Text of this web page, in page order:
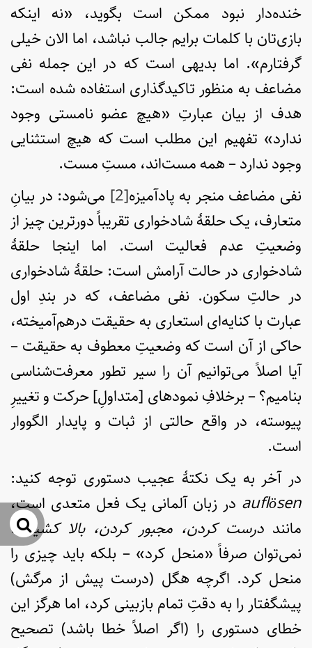
خنده‌دار نبود ممکن است بگوید، «نه اینکه
بازی‌تان با کلمات برایم جالب نباشد، اما الان خیلی
گرفتارم». اما بدیهی است که در این جمله نفی
مضاعف به منظور تاکیدگذاری استفاده شده است:
هدف از بیان عبارتِ «هیچ عضو نامستی وجود
ندارد» تفهیم این مطلب است که هیچ استثنایی
وجود ندارد – همه مست‌اند، مستِ مست.
نفی مضاعف منجر به پادآمیزه[2]
می‌شود: در بیانِ
متعارف، یک حلقۀ شادخواری تقریباً دورترین چیز از
وضعیتِ عدم فعالیت است. اما اینجا حلقۀ
شادخواری در حالت آرامش است: حلقۀ شادخواری
در حالتِ سکون. نفی مضاعف، که در بندِ اول
عبارت با کنایه‌ای استعاری به حقیقت درهم‌آمیخته،
حاکی از آن است که وضعیتِ معطوف به حقیقت –
آیا اصلاً می‌توانیم آن را سیر تطور معرفت‌شناسی
بنامیم؟ – برخلافِ نمودهای [متداولِ] حرکت و تغییرِ
پیوسته، در واقع حالتی از ثبات و پایدار الگووار
است.
در آخر به یک نکتۀ عجیب دستوری توجه کنید:
auflösen
در زبان آلمانی یک فعل متعدی است،
ماننددرست کردن، مجبور کردن، بالا کشیدن.
نمی‌توان صرفاً «منحل کرد» – بلکه باید چیزی را
منحل کرد. اگرچه هگل (درست پیش از مرگش)
پیشگفتار را به دقتِ تمام بازبینی کرد، اما هرگز این
خطای دستوری را (اگر اصلاً خطا باشد) تصحیح